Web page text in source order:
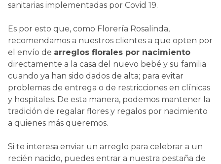
sanitarias implementadas por Covid 19.
Es por esto que, como Florería Rosalinda,
recomendamos a nuestros clientes a que opten por
el envío de arreglos florales por nacimiento
directamente a la casa del nuevo bebé y su familia
cuando ya han sido dados de alta; para evitar
problemas de entrega o de restricciones en clínicas
y hospitales. De esta manera, podemos mantener la
tradición de regalar flores y regalos por nacimiento
a quienes más queremos.
Si te interesa enviar un arreglo para celebrar a un
recién nacido, puedes entrar a nuestra pestaña de